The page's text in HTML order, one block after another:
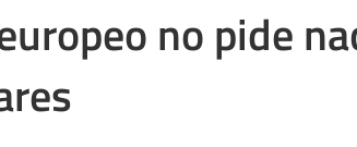
no pide